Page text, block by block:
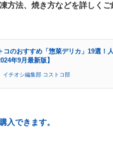
方法、焼き方などを詳しくご
コのおすすめ「惣菜デリカ」19選！
年9月最新版】
イチオシ編集部 コストコ部
入できます。